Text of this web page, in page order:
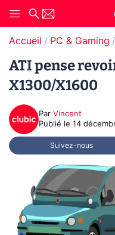
Accueil PC & Gaming
ATI pense
X1300/X1600
Par Vincent
Publié le 14
Suivez-nous